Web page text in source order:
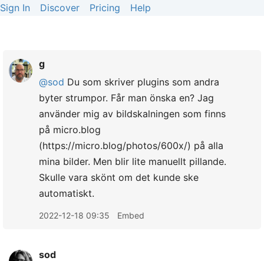
Sign In Discover Pricing Help
g
@sod Du som skriver plugins som andra
byter strumpor. Får man önska en? Jag
använder mig av bildskalningen som finns
på micro.blog
(https://micro.blog/photos/600x/) på alla
mina bilder. Men blir lite manuellt pillande.
Skulle vara skönt om det kunde ske
automatiskt.
2022-12-18 09:35 Embed
sod